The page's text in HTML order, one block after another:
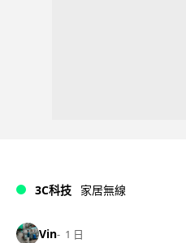
3C科技 家居無線
Vin 1 日